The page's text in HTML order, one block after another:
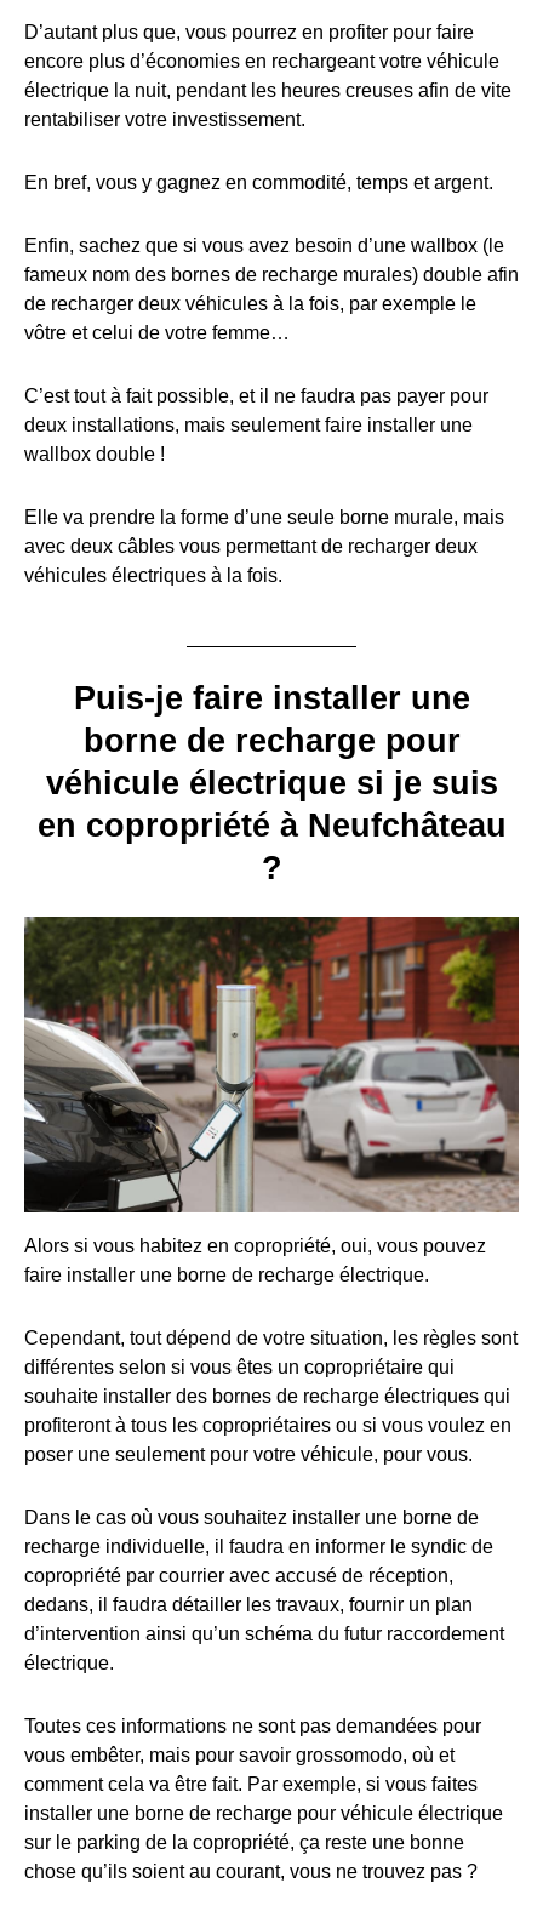
D’autant plus que, vous pourrez en profiter pour faire
encore plus d’économies en rechargeant votre véhicule
électrique la nuit, pendant les heures creuses afin de vite
rentabiliser votre investissement.
En bref, vous y gagnez en commodité, temps et argent.
Enfin, sachez que si vous avez besoin d’une wallbox (le
fameux nom des bornes de recharge murales) double afin
de recharger deux véhicules à la fois, par exemple le
vôtre et celui de votre femme…
C’est tout à fait possible, et il ne faudra pas payer pour
deux installations, mais seulement faire installer une
wallbox double !
Elle va prendre la forme d’une seule borne murale, mais
avec deux câbles vous permettant de recharger deux
véhicules électriques à la fois.
Puis-je faire installer une
borne de recharge pour
véhicule électrique si je suis
en copropriété à Neufchâteau
?
Alors si vous habitez en copropriété, oui, vous pouvez
faire installer une borne de recharge électrique.
Cependant, tout dépend de votre situation, les règles sont
différentes selon si vous êtes un copropriétaire qui
souhaite installer des bornes de recharge électriques qui
profiteront à tous les copropriétaires ou si vous voulez en
poser une seulement pour votre véhicule, pour vous.
Dans le cas où vous souhaitez installer une borne de
recharge individuelle, il faudra en informer le syndic de
copropriété par courrier avec accusé de réception,
dedans, il faudra détailler les travaux, fournir un plan
d’intervention ainsi qu’un schéma du futur raccordement
électrique.
Toutes ces informations ne sont pas demandées pour
vous embêter, mais pour savoir grossomodo, où et
comment cela va être fait. Par exemple, si vous faites
installer une borne de recharge pour véhicule électrique
sur le parking de la copropriété, ça reste une bonne
chose qu’ils soient au courant, vous ne trouvez pas ?